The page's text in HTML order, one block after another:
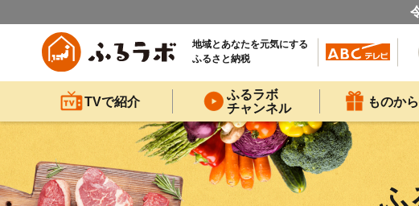
地域とあなたを元気にする
ふるさと納税
TVで紹介
ふるラボ
チャンネル
ものか
ふ